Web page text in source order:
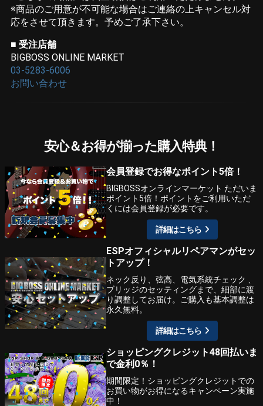
※商品のご用意が不可能な場合はご連絡の上キャンセル対
応をさせて頂きます。予めご了承下さい。
■ 受注店舗
BIGBOSS ONLINE MARKET
03-5283-6006
お問い合わせ
安心＆お得が揃った購入特典！
会員登録でお得なポイント5倍！
BIGBOSSオンラインマーケット ただいま
ポイント5倍！ポイントをご利用いただ
くには会員登録が必要です。
詳細はこちら
ESPオフィシャルリペアマンがセッ
トアップ！
ネック反り、弦高、電気系統チェック 、
ブリッジのセッティングまで、細部に渡
り調整してお届け。ご購入も基本調整は
永久無料。
詳細はこちら
ショッピングクレジット48回払いま
で金利0％！
期間限定！ショッピングクレジットでの
お買い物がお得になるキャンペーン実施
中！